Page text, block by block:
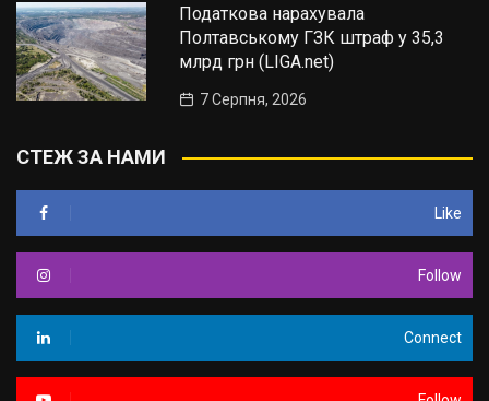
Податкова нарахувала
Полтавському ГЗК штраф у 35,3
млрд грн (LIGA.net)
7 Серпня, 2026
СТЕЖ ЗА НАМИ
Like
Follow
Connect